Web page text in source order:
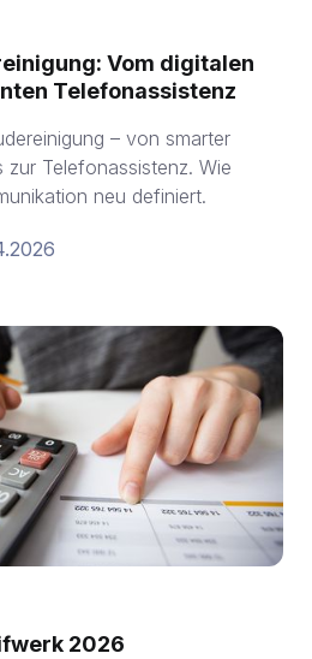
Vom digitalen
Telefonassistenz
– von smarter
zur Telefonassistenz. Wie
neu definiert.
2026